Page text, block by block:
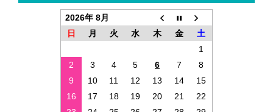
2026年 8月
日
月 火 水 木 金
土
1
2
3 4 5 6 7
8
9
10 11 12 13 14
15
16
17 18 19 20 21
22